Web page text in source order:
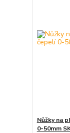
Nůžky na
0-50mm